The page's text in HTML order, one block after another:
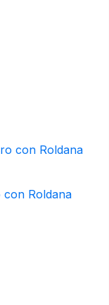
Roldana